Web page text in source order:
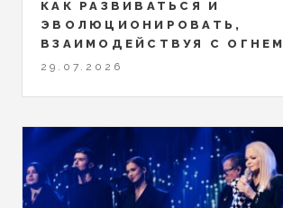
КАК РАЗВИВАТЬСЯ И
ЭВОЛЮЦИОНИРОВАТЬ,
ВЗАИМОДЕЙСТВУЯ С ОГНЕМ
29.07.2026